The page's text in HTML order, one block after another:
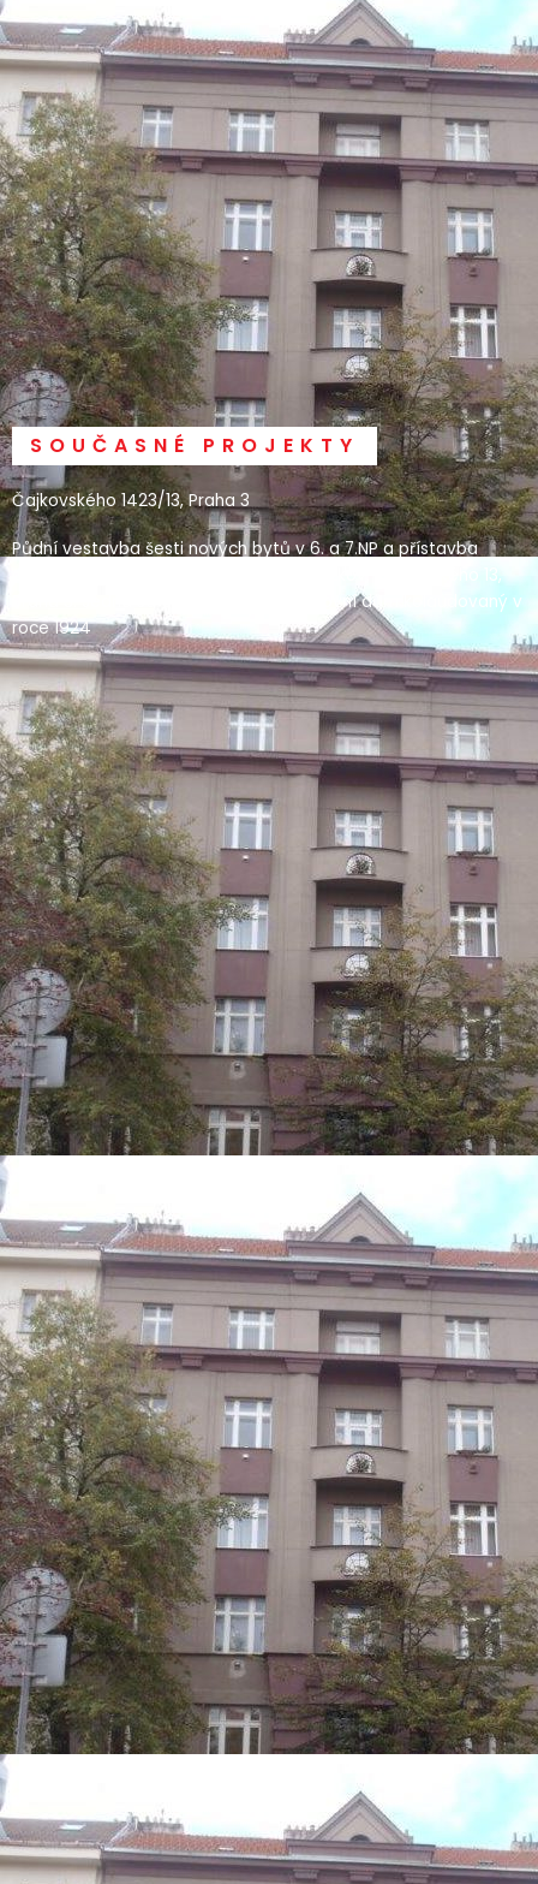
SOUČASNÉ PROJEKTY
Čajkovského 1423/13, Praha 3
Půdní vestavba šesti nových bytů v 6. a 7.NP a přístavba
osobního výtahu v domě čp.1423, k.ú. Žižkov, Čajkovského 13,
Praha 3. Jedná se o zděný řadový činžovní dům kolaudovaný v
roce 1924